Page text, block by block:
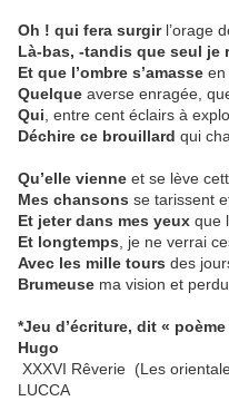
Oh ! qui fera surgirl’orage
Là-bas, -tandis que seul je
Et que l’ombre s’amasse en
Quelque averse enragée,
Qui , entre cent éclairs à
Déchire ce brouillard qui
Qu’elle vienne et se lève
Mes chansons se tarissent
Et jeter dans mes yeux que
Et longtemps , je ne verrai
Avec les mille tours des
Brumeuse ma vision et
*Jeu d’écriture, dit «
Hugo
XXXVI Rêverie (Les
LUCCA